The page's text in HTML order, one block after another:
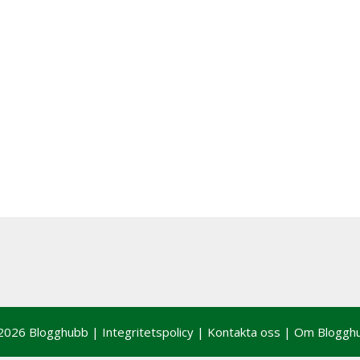
Blogghubb | Integritetspolicy | Kontakta oss | Om